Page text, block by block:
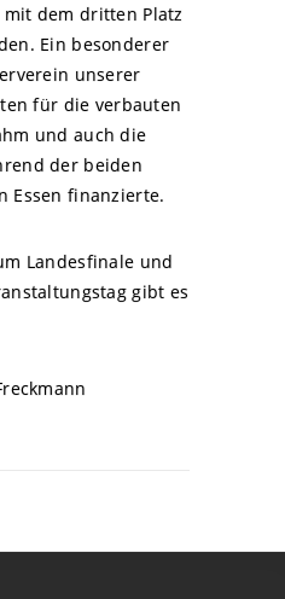
dem dritten Platz
Ein besonderer
unserer
für die verbauten
und auch die
der beiden
Essen finanzierte.
Landesfinale und
gibt es